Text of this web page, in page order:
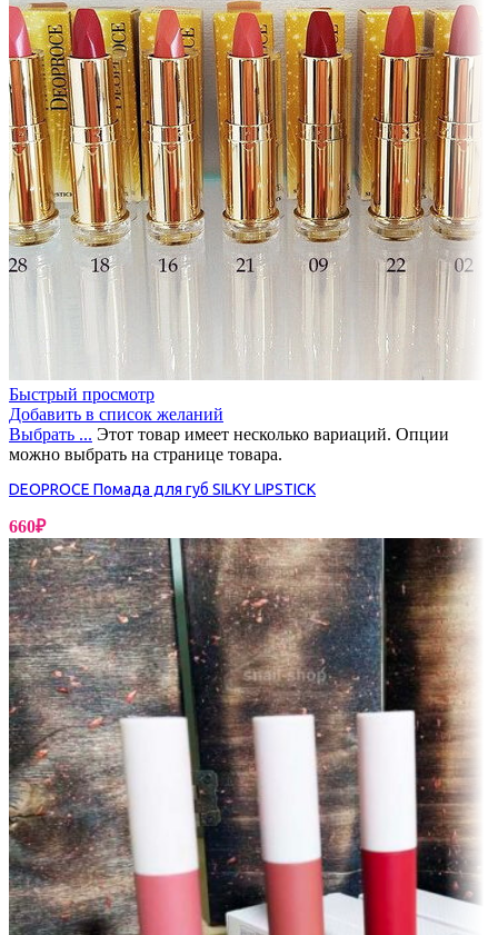
Быстрый просмотр
Добавить в список желаний
Выбрать ... Этот товар имеет несколько вариаций. Опции
можно выбрать на странице товара.
DEOPROCE Помада для губ SILKY LIPSTICK
660₽